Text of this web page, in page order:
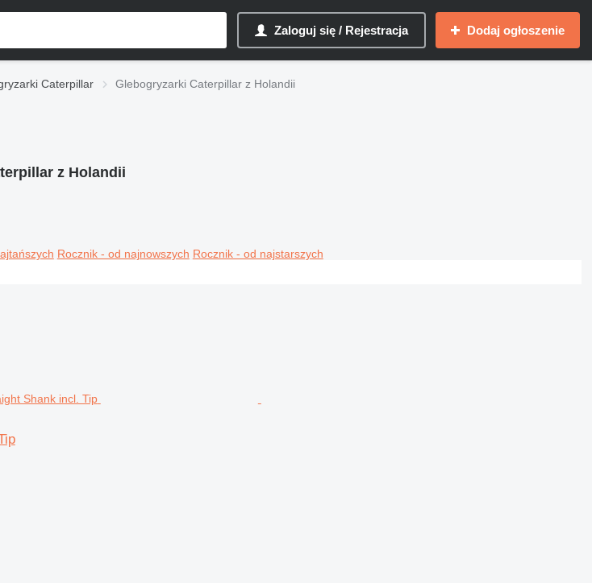
Zaloguj się / Rejestracja Dodaj ogłoszenie
Caterpillar Glebogryzarki Caterpillar z Holandii
z Holandii
Rocznik - od najnowszych Rocznik - od najstarszych